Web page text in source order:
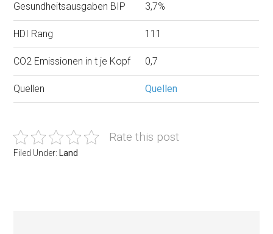
Gesundheitsausgaben BIP 3,7%
HDI Rang 111
CO2 Emissionen in t je Kopf 0,7
Quellen Quellen
Rate this post
Filed Under: Land